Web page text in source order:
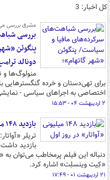
کل اخبار: 3
مشرق بررسی
بررسی
پنگوئن
دونالد
منولوگ‌ها
برای تهی‌دستان و خرده گنگسترهایی
اختصاصی به اجراهای سیاسی -
۲ اردیبهشت ۰۴ - ۱۵:۵۳
بازدید ۱۴۸ میلیونی «آواتار» در روز اول
بازدید
دنباله این فیلم پرمخاطب می‌توان به
«کِیت وینسلِت» اشاره کرد.
۲۱ اردیبهشت ۰۱ - ۱۷:۴۹